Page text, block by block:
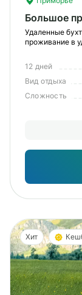
Большое
Удаленные
проживание в
12 дней
Вид отдыха
Сложность
Хит